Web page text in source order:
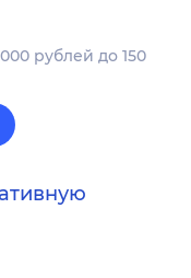
рублей до 150